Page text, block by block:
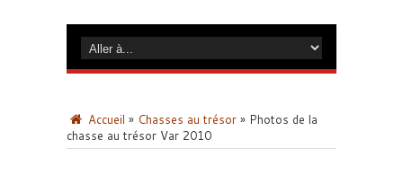
Accueil » Chasses au trésor » Photos de la
chasse au trésor Var 2010